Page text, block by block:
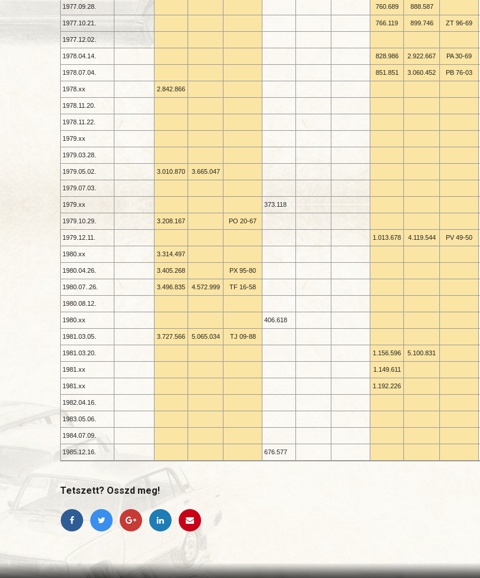
1977.09.28. 760.689 888.587
1977.10.21. 766.119 899.746 ZT 96-69
1977.12.02.
1978.04.14. 828.986 2.922.667 PA 30-69
1978.07.04. 851.851 3.060.452 PB 76-03
1978.xx 2.842.866
1978.11.20.
1978.11.22.
1979.xx
1979.03.28.
1979.05.02. 3.010.870 3.665.047
1979.07.03.
1979.xx 373.118
1979.10.29. 3.208.167 PO 20-67
1979.12.11. 1.013.678 4.119.544 PV 49-50
1980.xx 3.314.497
1980.04.26. 3.405.268 PX 95-80
1980.07..26. 3.496.835 4.572.999 TF 16-58
1980.08.12.
1980.xx 406.618
1981.03.05. 3.727.566 5.065.034 TJ 09-88
1981.03.20. 1.156.596 5.100.831
1981.xx 1.149.611
1981.xx 1.192.226
1982.04.16.
1983.05.06.
1984.07.09.
1985.12.16. 676.577
Tetszett? Osszd meg!